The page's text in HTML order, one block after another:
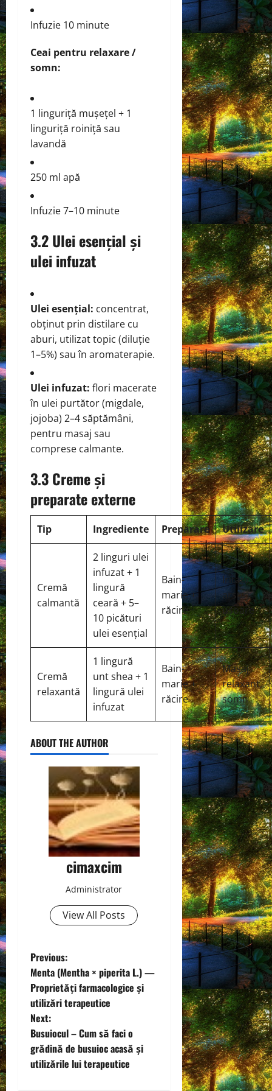
Infuzie 10 minute
Ceai pentru relaxare /
somn:
1 linguriță mușețel + 1
linguriță roiniță sau
lavandă
250 ml apă
Infuzie 7–10 minute
3.2 Ulei esențial și
ulei infuzat
Ulei esențial: concentrat,
obținut prin distilare cu
aburi, utilizat topic (diluție
1–5%) sau în aromaterapie.
Ulei infuzat: flori macerate
în ulei purtător (migdale,
jojoba) 2–4 săptămâni,
pentru masaj sau
comprese calmante.
3.3 Creme și
preparate externe
Tip Ingrediente Preparare Utilizare
Cremă
calmantă
2 linguri ulei
infuzat + 1
lingură
ceară + 5–
10 picături
ulei esențial
Bain-
marie +
răcire
Iritații,
arsuri
ușoare
Cremă
relaxantă
1 lingură
unt shea + 1
lingură ulei
infuzat
Bain-
marie +
răcire
Masaj
relaxant,
somn
ABOUT THE AUTHOR
cimaxcim
Administrator
View All Posts
P
o
s
t
n
Previous:
Menta (Mentha × piperita L.) —
Proprietăți farmacologice și
utilizări terapeutice
Next:
Busuiocul – Cum să faci o
grădină de busuioc acasă și
utilizările lui terapeutice